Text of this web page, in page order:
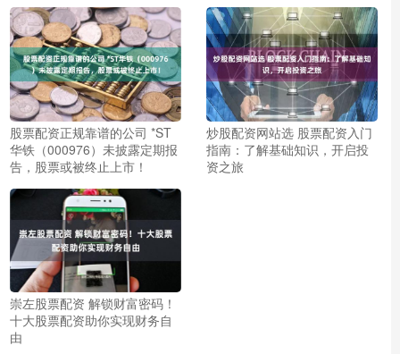
股票配资正规靠谱的公司 *ST
华铁（000976）未披露定期报
告，股票或被终止上市！
炒股配资网站选 股票配资入门
指南：了解基础知识，开启投
资之旅
崇左股票配资 解锁财富密码！
十大股票配资助你实现财务自
由